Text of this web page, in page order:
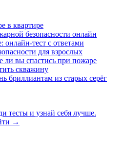
в квартире
безопасности онлайн
онлайн-тест с ответами
для взрослых
ли вы спастись при пожаре
скважину
бриллиантам из старых серёг
тесты и узнай себя лучше.
→